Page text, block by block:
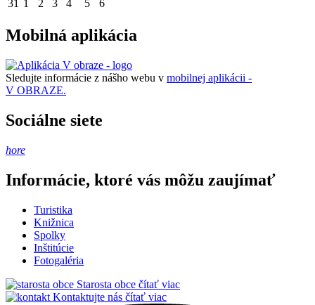
31 1 2 3 4 5 6
Mobilná aplikácia
Sledujte informácie z nášho webu v mobilnej aplikácii -
V OBRAZE.
Sociálne siete
hore
Informácie, ktoré vás môžu zaujímať
Turistika
Knižnica
Spolky
Inštitúcie
Fotogaléria
Starosta obce čítať viac
Kontaktujte nás čítať viac